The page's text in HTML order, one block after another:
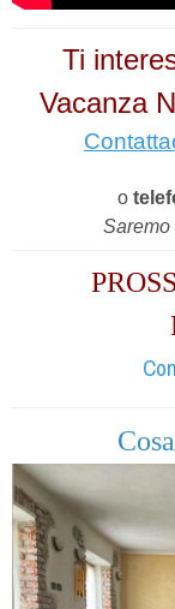
Ti
Vacanza
o
Saremo